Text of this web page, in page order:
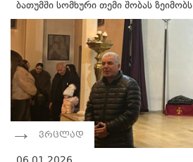
ბათუმში სომხური თემი შობას ზეიმობს
ვრცლად